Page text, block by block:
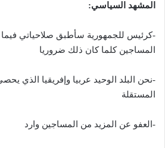
المشهد السياسي:
-كرئيس للجمهورية سأطبق صلاحياتي فيما
المساجين كلما كان ذلك ضروريا
-نحن البلد الوحيد عربيا وإفريقيا الذي
المستقلة
-العفو عن المزيد من المساجين وارد